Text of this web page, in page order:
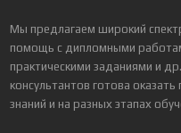
Мы предлагаем широкий
помощь с дипломными
практическими заданиями и
консультантов готова
знаний и на разных этапах